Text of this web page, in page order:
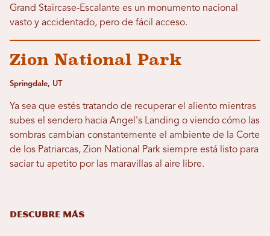
Grand Staircase-Escalante es un monumento nacional
vasto y accidentado, pero de fácil acceso.
Zion National Park
Springdale, UT
Ya sea que estés tratando de recuperar el aliento mientras
subes el sendero hacia Angel's Landing o viendo cómo las
sombras cambian constantemente el ambiente de la Corte
de los Patriarcas, Zion National Park siempre está listo para
saciar tu apetito por las maravillas al aire libre.
DESCUBRE MÁS